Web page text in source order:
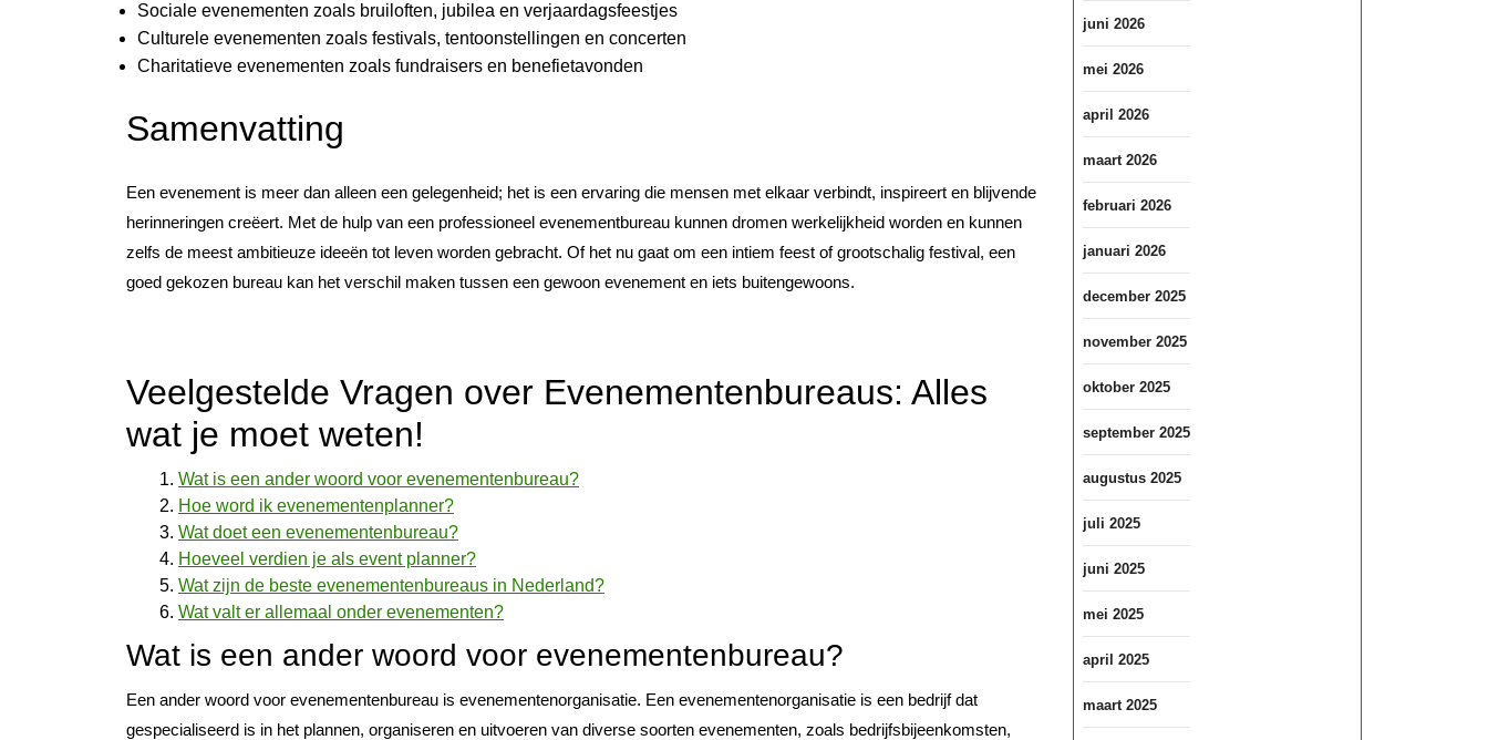
Sociale evenementen zoals bruiloften, jubilea en verjaardagsfeestjes
Culturele evenementen zoals festivals, tentoonstellingen en concerten
Charitatieve evenementen zoals fundraisers en benefietavonden
Samenvatting
Een evenement is meer dan alleen een gelegenheid; het is een ervaring die mensen met elkaar verbindt, inspireert en blijvende
herinneringen creëert. Met de hulp van een professioneel evenementbureau kunnen dromen werkelijkheid worden en kunnen
zelfs de meest ambitieuze ideeën tot leven worden gebracht. Of het nu gaat om een intiem feest of grootschalig festival, een
goed gekozen bureau kan het verschil maken tussen een gewoon evenement en iets buitengewoons.
Veelgestelde Vragen over Evenementenbureaus: Alles
wat je moet weten!
Wat is een ander woord voor evenementenbureau?
Hoe word ik evenementenplanner?
Wat doet een evenementenbureau?
Hoeveel verdien je als event planner?
Wat zijn de beste evenementenbureaus in Nederland?
Wat valt er allemaal onder evenementen?
Wat is een ander woord voor evenementenbureau?
Een ander woord voor evenementenbureau is evenementenorganisatie. Een evenementenorganisatie is een bedrijf dat
gespecialiseerd is in het plannen, organiseren en uitvoeren van diverse soorten evenementen, zoals bedrijfsbijeenkomsten,
juni 2026
mei 2026
april 2026
maart 2026
februari 2026
januari 2026
december 2025
november 2025
oktober 2025
september 2025
augustus 2025
juli 2025
juni 2025
mei 2025
april 2025
maart 2025